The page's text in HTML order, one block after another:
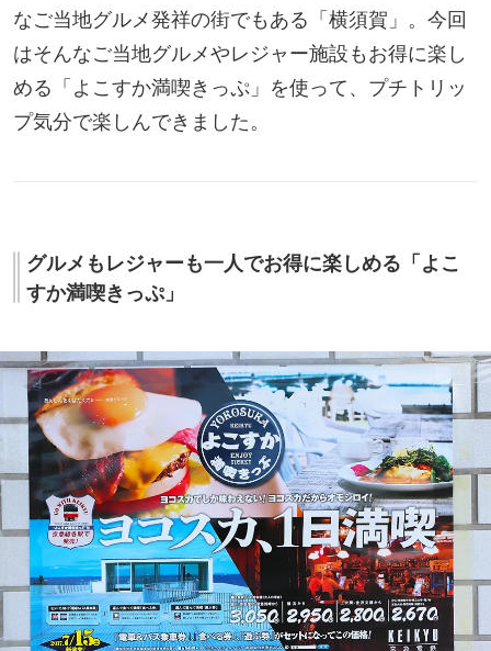
なご当地グルメ発祥の街でもある「横須賀」。今回
はそんなご当地グルメやレジャー施設もお得に楽し
める「よこすか満喫きっぷ」を使って、プチトリッ
プ気分で楽しんできました。
グルメもレジャーも一人でお得に楽しめる「よこ
すか満喫きっぷ」